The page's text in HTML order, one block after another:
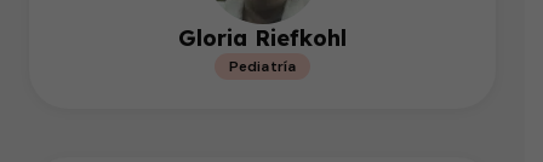
Gloria Riefkohl
Pediatría